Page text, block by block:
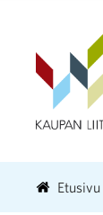
Etusivu